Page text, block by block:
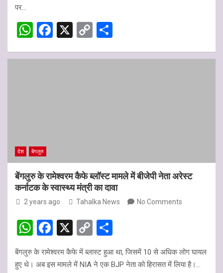
A
p
p
o
o
k
n
k
पर…
W
at
F
ce
X
C
py ar
देश बेंगलुरु
बेंगलुरु के रामेश्वरम कैफे ब्लॉस्ट मामले में बीजेपी नेता अरेस्ट
कर्नाटक के स्वास्थ्य मंत्री का दावा
2 years ago Tahalka News No Comments
W
h
at
F
ce
X
C
py ar
बेंगलुरु के रामेश्वरम कैफे में ब्लास्ट हुआ था, जिसमें 10 से अधिक लोग घायल
हुए थे। अब इस मामले में NIA ने एक BJP नेता को हिरासत में लिया है।…